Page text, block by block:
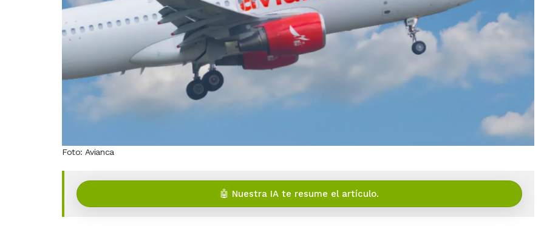
Foto: Avianca
🤖 Nuestra IA te resume el artículo.